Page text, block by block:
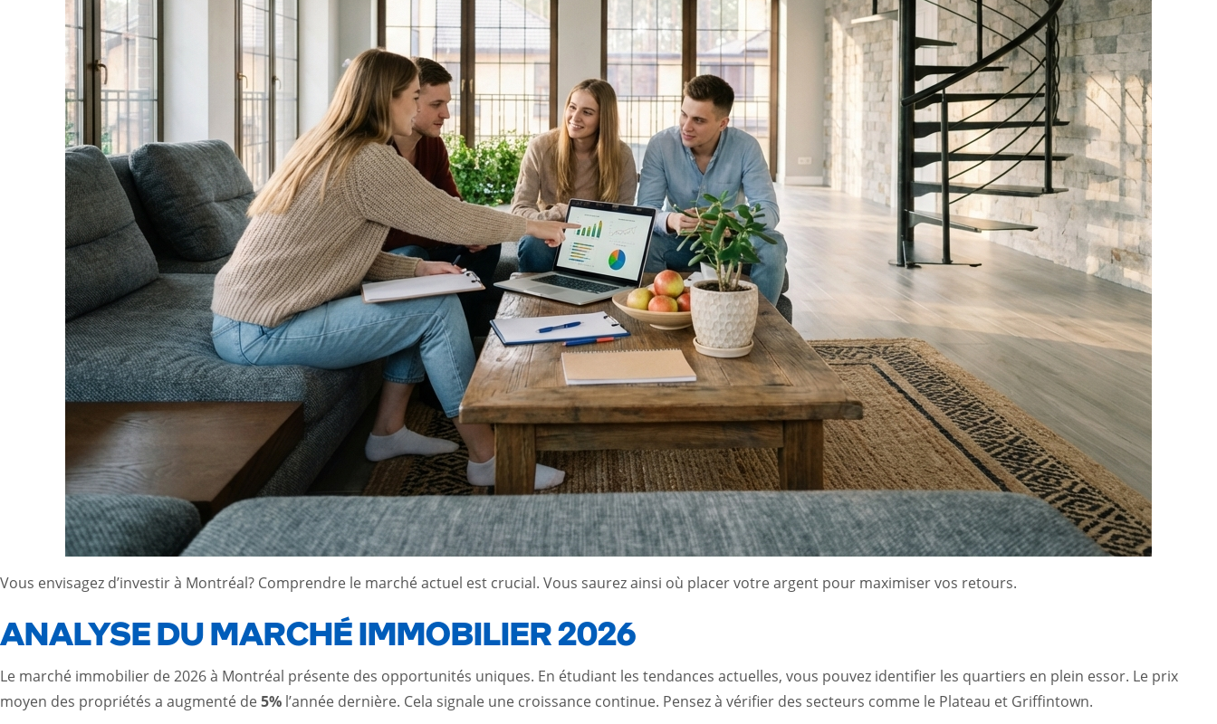
Vous envisagez d’investir à Montréal? Comprendre le marché actuel est crucial. Vous saurez ainsi où placer votre argent pour maximiser vos retours.
ANALYSE DU MARCHÉ IMMOBILIER 2026
Le marché immobilier de 2026 à Montréal présente des opportunités uniques. En étudiant les tendances actuelles, vous pouvez identifier les quartiers en plein essor. Le prix
moyen des propriétés a augmenté de5% l’année dernière. Cela signale une croissance continue. Pensez à vérifier des secteurs comme le Plateau et Griffintown.